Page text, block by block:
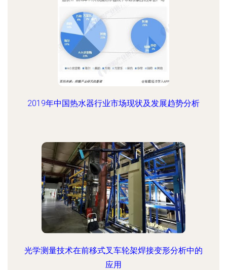
2019年中国热水器行业市场现状及发展趋势分析
光学测量技术在前移式叉车轮架焊接变形分析中的
应用